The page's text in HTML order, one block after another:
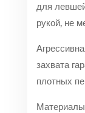
для
рукой, не
захвата
плотных
Материалы